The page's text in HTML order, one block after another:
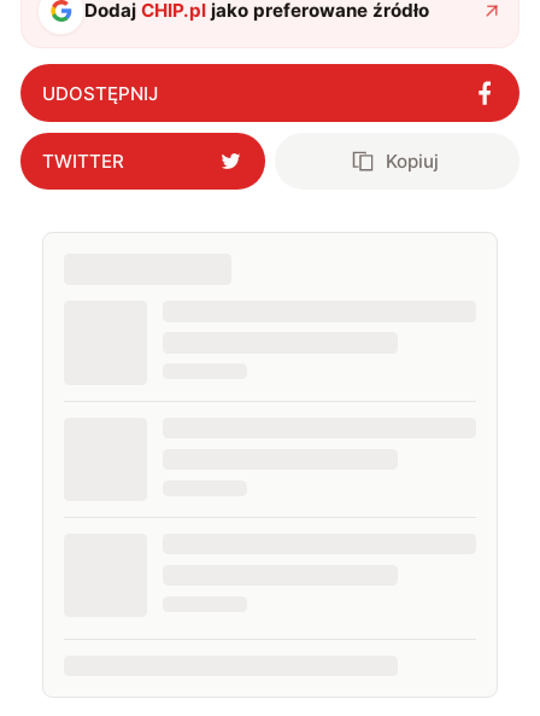
DodajCHIP.pl jako preferowane źródło
UDOSTĘPNIJ
TWITTER Kopiuj